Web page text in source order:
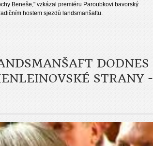
Beneše," vzkázal premiéru Paroubkovi bavorský
hostem sjezdů landsmanšaftu.
DODNES
STRANY -